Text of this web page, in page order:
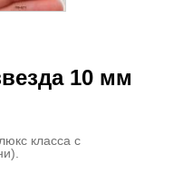
10 мм
класса с